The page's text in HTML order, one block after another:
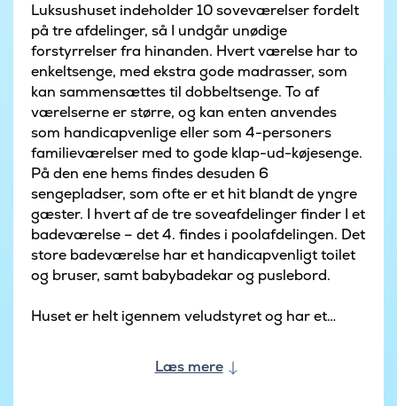
Luksushuset indeholder 10 soveværelser fordelt
på tre afdelinger, så I undgår unødige
forstyrrelser fra hinanden. Hvert værelse har to
enkeltsenge, med ekstra gode madrasser, som
kan sammensættes til dobbeltsenge. To af
værelserne er større, og kan enten anvendes
som handicapvenlige eller som 4-personers
familieværelser med to gode klap-ud-køjesenge.
På den ene hems findes desuden 6
sengepladser, som ofte er et hit blandt de yngre
gæster. I hvert af de tre soveafdelinger finder I et
badeværelse – det 4. findes i poolafdelingen. Det
store badeværelse har et handicapvenligt toilet
og bruser, samt babybadekar og puslebord.
Huset er helt igennem veludstyret og har et
opvaskemaskiner, ovne, vaske, ekstra store
kogeplader samt et amerikanerkøleskab med
Læs mere